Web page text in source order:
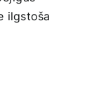
ilgstoša